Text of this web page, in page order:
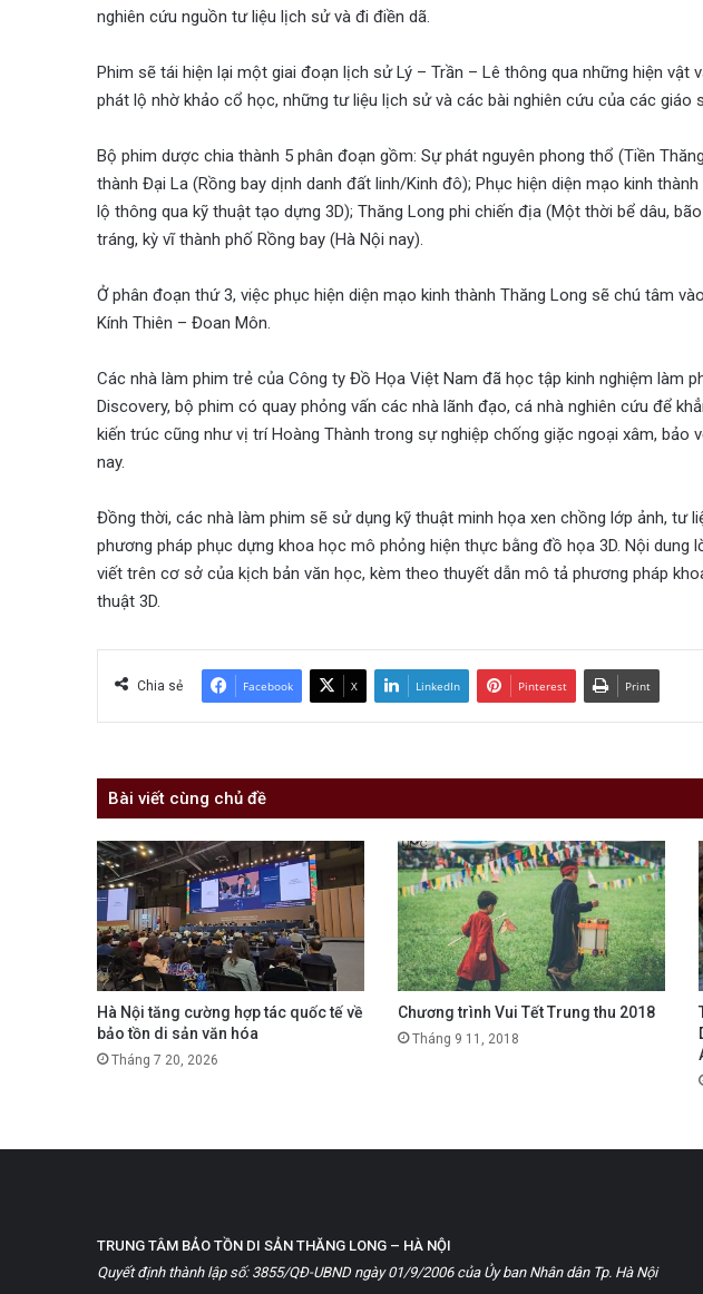
nghiên cứu nguồn tư liệu lịch sử và đi điền dã.
Phim sẽ tái hiện lại một giai đoạn lịch sử Lý – Trần – Lê thông qua những hiện vật
phát lộ nhờ khảo cổ học, những tư liệu lịch sử và các bài nghiên cứu của các giáo
Bộ phim dược chia thành 5 phân đoạn gồm: Sự phát nguyên phong thổ (Tiền
thành Đại La (Rồng bay dịnh danh đất linh/Kinh đô); Phục hiện diện mạo kinh
lộ thông qua kỹ thuật tạo dựng 3D); Thăng Long phi chiến địa (Một thời bể dâu,
tráng, kỳ vĩ thành phố Rồng bay (Hà Nội nay).
Ở phân đoạn thứ 3, việc phục hiện diện mạo kinh thành Thăng Long sẽ chú tâm
Kính Thiên – Đoan Môn.
Các nhà làm phim trẻ của Công ty Đồ Họa Việt Nam đã học tập kinh nghiệm làm
Discovery, bộ phim có quay phỏng vấn các nhà lãnh đạo, cá nhà nghiên cứu để
kiến trúc cũng như vị trí Hoàng Thành trong sự nghiệp chống giặc ngoại xâm, bảo
nay.
Đồng thời, các nhà làm phim sẽ sử dụng kỹ thuật minh họa xen chồng lớp ảnh, tư
phương pháp phục dựng khoa học mô phỏng hiện thực bằng đồ họa 3D. Nội dung
viết trên cơ sở của kịch bản văn học, kèm theo thuyết dẫn mô tả phương pháp
thuật 3D.
Chia sẻ Facebook X LinkedIn Pinterest Print
Bài viết cùng chủ đề
Hà Nội tăng cường hợp tác quốc tế về
bảo tồn di sản văn hóa
Tháng 7 20, 2026
Chương trình Vui Tết Trung thu 2018
Tháng 9 11, 2018
TRUNG TÂM BẢO TỒN DI SẢN THĂNG LONG – HÀ NỘI
Quyết định thành lập số: 3855/QĐ-UBND ngày 01/9/2006 của Ủy ban Nhân dân Tp. Hà Nội